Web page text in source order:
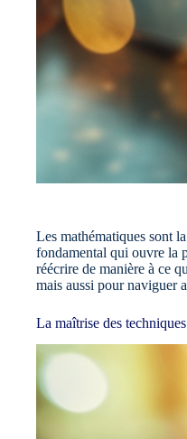
Les mathématiques sont
fondamental qui ouvre la
réécrire de manière à ce
mais aussi pour naviguer
La maîtrise des